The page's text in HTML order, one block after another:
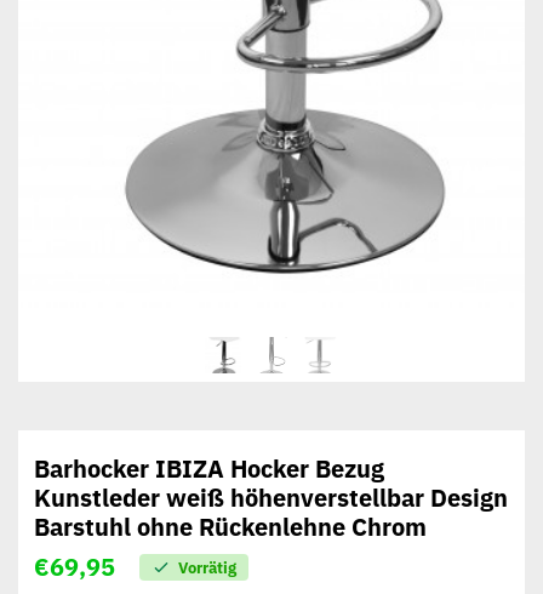
Barhocker IBIZA Hocker Bezug
Kunstleder weiß höhenverstellbar Design
Barstuhl ohne Rückenlehne Chrom
€69,95 Vorrätig